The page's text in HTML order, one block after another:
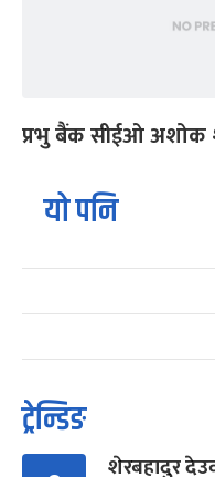
प्रभु बैंक सीईओ
यो पनि
ट्रेन्डिङ
शेरबहादुर